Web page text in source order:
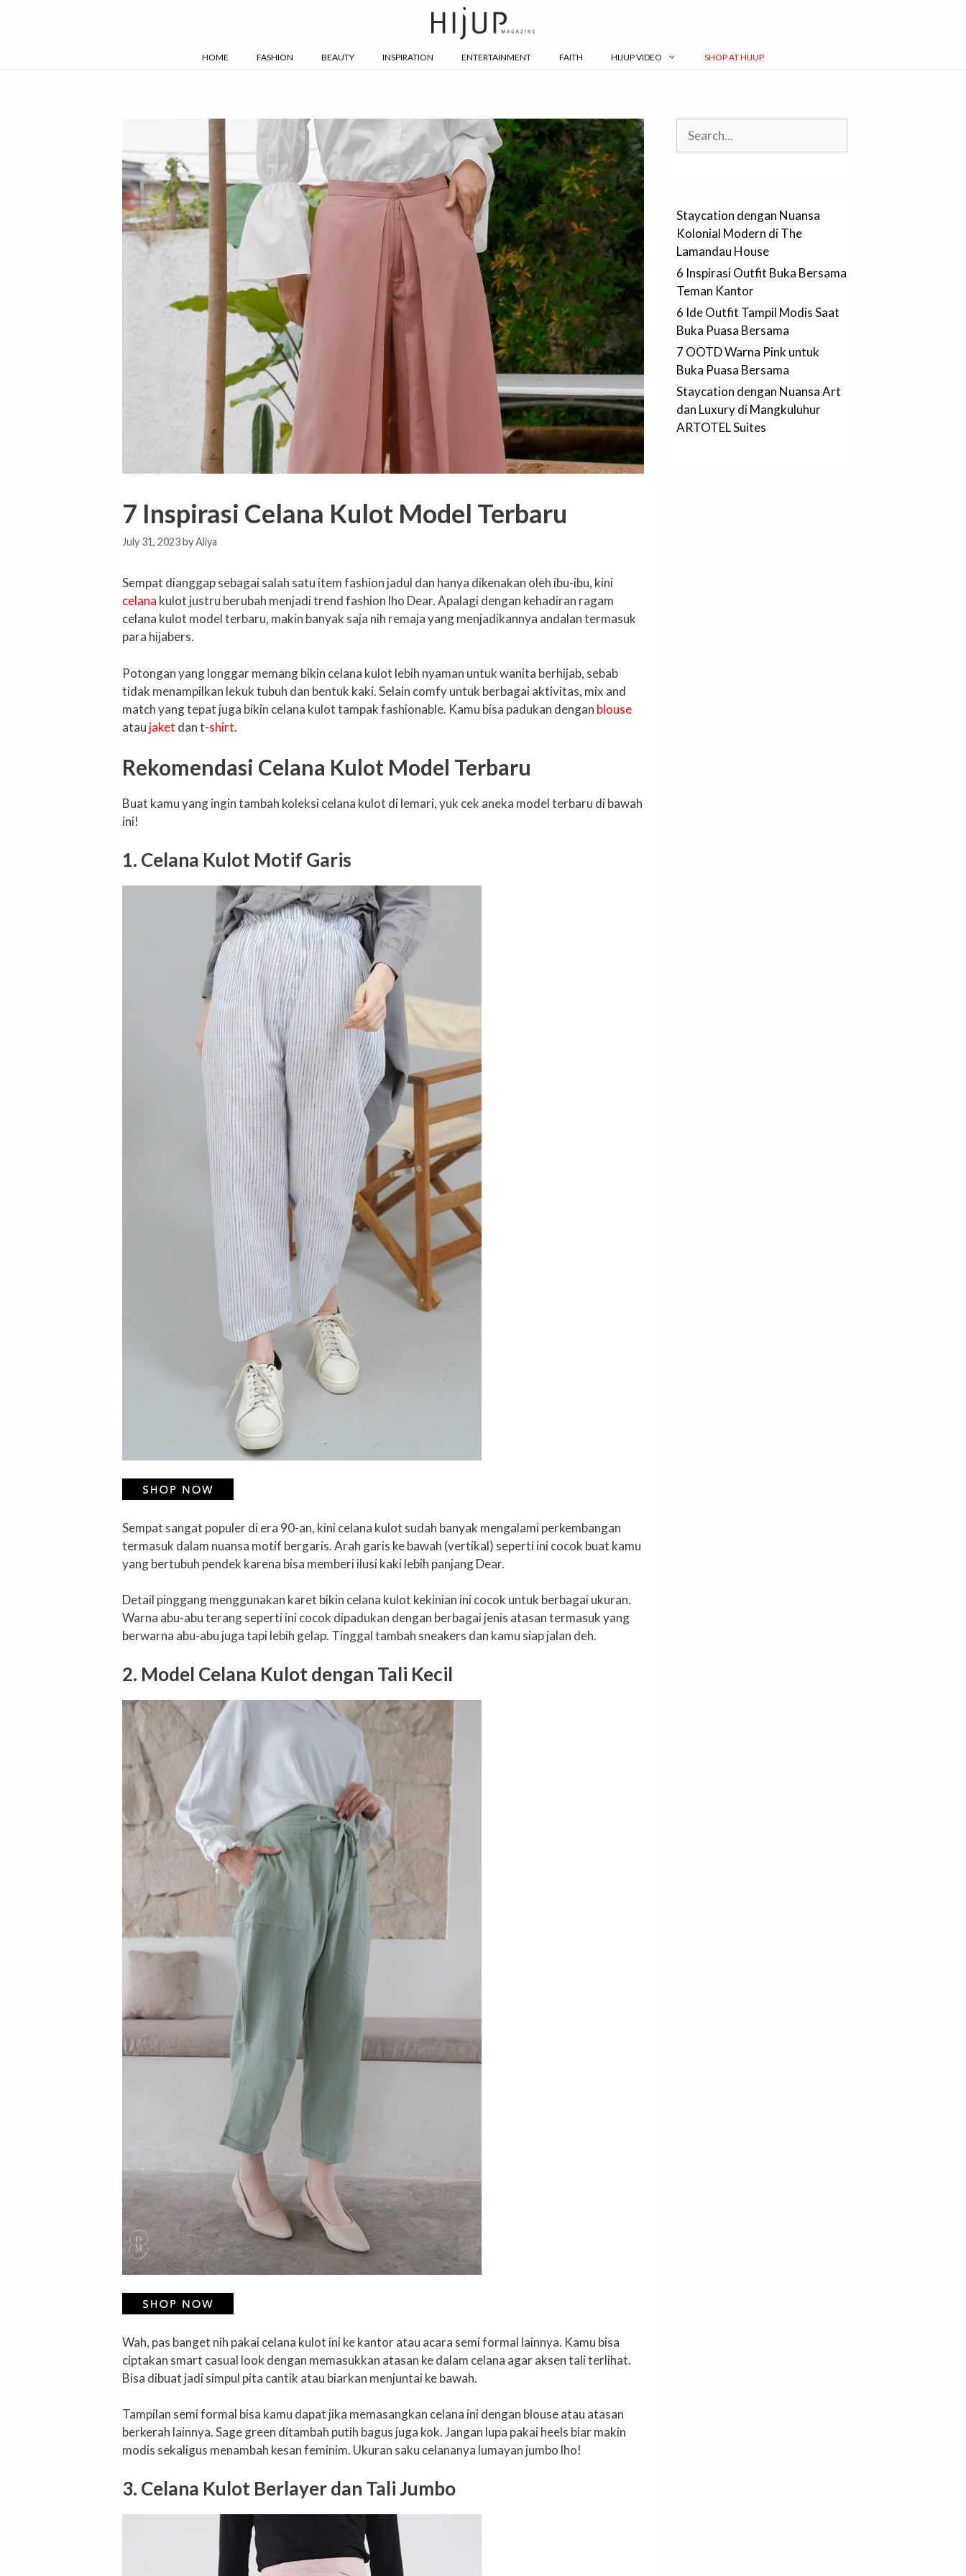
HOME FASHION BEAUTY INSPIRATION ENTERTAINMENT FAITH HIJUP VIDEO SHOP AT HIJUP
7 Inspirasi Celana Kulot Model Terbaru
July 31, 2023 byAliya
Sempat dianggap sebagai salah satu item fashion jadul dan hanya dikenakan oleh ibu-ibu, kini
celana kulot justru berubah menjadi trend fashion lho Dear. Apalagi dengan kehadiran ragam
celana kulot model terbaru, makin banyak saja nih remaja yang menjadikannya andalan termasuk
para hijabers.
Potongan yang longgar memang bikin celana kulot lebih nyaman untuk wanita berhijab, sebab
tidak menampilkan lekuk tubuh dan bentuk kaki. Selain comfy untuk berbagai aktivitas, mix and
match yang tepat juga bikin celana kulot tampak fashionable. Kamu bisa padukan dengan blouse
atau jaket dan t-shirt.
Rekomendasi Celana Kulot Model Terbaru
Buat kamu yang ingin tambah koleksi celana kulot di lemari, yuk cek aneka model terbaru di bawah
ini!
1. Celana Kulot Motif Garis
Sempat sangat populer di era 90-an, kini celana kulot sudah banyak mengalami perkembangan
termasuk dalam nuansa motif bergaris. Arah garis ke bawah (vertikal) seperti ini cocok buat kamu
yang bertubuh pendek karena bisa memberi ilusi kaki lebih panjang Dear.
Detail pinggang menggunakan karet bikin celana kulot kekinian ini cocok untuk berbagai ukuran.
Warna abu-abu terang seperti ini cocok dipadukan dengan berbagai jenis atasan termasuk yang
berwarna abu-abu juga tapi lebih gelap. Tinggal tambah sneakers dan kamu siap jalan deh.
2. Model Celana Kulot dengan Tali Kecil
Wah, pas banget nih pakai celana kulot ini ke kantor atau acara semi formal lainnya. Kamu bisa
ciptakan smart casual look dengan memasukkan atasan ke dalam celana agar aksen tali terlihat.
Bisa dibuat jadi simpul pita cantik atau biarkan menjuntai ke bawah.
Tampilan semi formal bisa kamu dapat jika memasangkan celana ini dengan blouse atau atasan
berkerah lainnya. Sage green ditambah putih bagus juga kok. Jangan lupa pakai heels biar makin
modis sekaligus menambah kesan feminim. Ukuran saku celananya lumayan jumbo lho!
3. Celana Kulot Berlayer dan Tali Jumbo
Staycation dengan Nuansa
Kolonial Modern di The
Lamandau House
6 Inspirasi Outfit Buka Bersama
Teman Kantor
6 Ide Outfit Tampil Modis Saat
Buka Puasa Bersama
7 OOTD Warna Pink untuk
Buka Puasa Bersama
Staycation dengan Nuansa Art
dan Luxury di Mangkuluhur
ARTOTEL Suites